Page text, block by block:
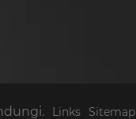
Links Sitemap